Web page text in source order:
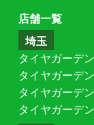
店舗一覧
埼玉
タイヤガーデ
タイヤガーデ
タイヤガーデ
タイヤガーデ